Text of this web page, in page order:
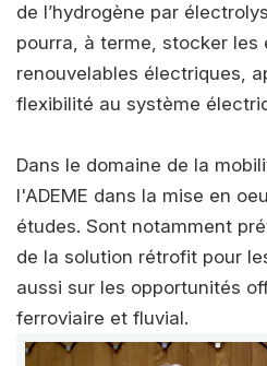
de l’hydrogène par
pourra, à terme, stocker les
renouvelables électriques,
flexibilité au système
Dans le domaine de la
l'ADEME dans la mise en
études. Sont notamment
de la solution rétrofit pour
aussi sur les opportunités
ferroviaire et fluvial.